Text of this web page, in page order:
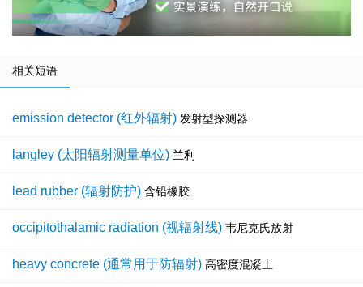
相关短语
emission detector (红外辐射) 发射型探测器
langley (太阳辐射测量单位) 兰利
lead rubber (辐射防护) 含铅橡胶
occipitothalamic radiation (视辐射线) 韦尼克氏放射
heavy concrete (通常用于防辐射) 高密度混凝土